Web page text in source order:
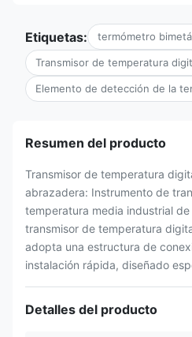
Etiquetas: termómetro
Transmisor de temperatura
Elemento de detección de la
Resumen del producto
Transmisor de temperatura
abrazadera: Instrumento de
temperatura media industrial
transmisor de temperatura
adopta una estructura de
instalación rápida, diseñado
Detalles del producto